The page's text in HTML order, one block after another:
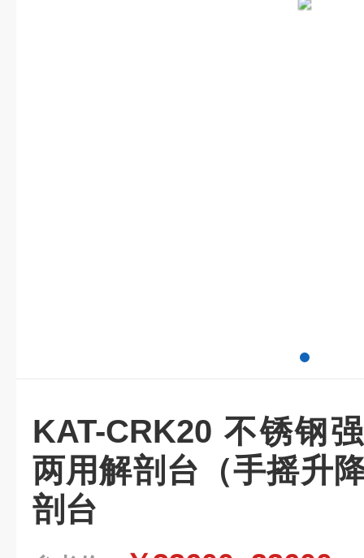
KAT-CRK20 不锈钢
两用解剖台（手摇升
剖台